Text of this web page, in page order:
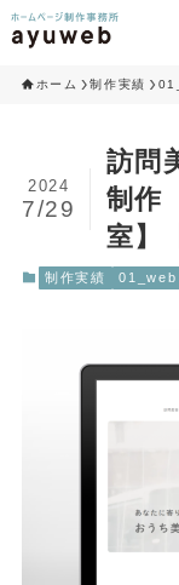
ホーム 制作実績
訪問
制作
室】
2024
7/29
制作実績